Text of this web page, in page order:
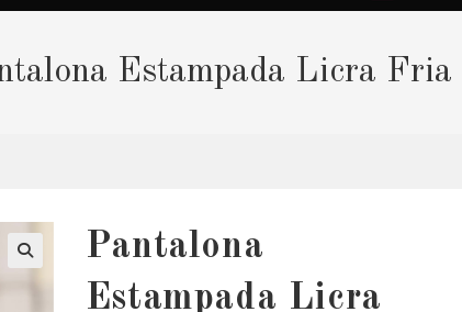
Estampada Licra Fria
Pantalona
Estampada Licra